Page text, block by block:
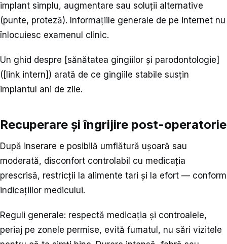
implant simplu, augmentare sau soluții alternative
(punte, proteză). Informațiile generale de pe internet nu
înlocuiesc examenul clinic.
Un ghid despre [sănătatea gingiilor și parodontologie]
([link intern]) arată de ce gingiile stabile susțin
implantul ani de zile.
Recuperare și îngrijire post-operatorie
După inserare e posibilă umflătură ușoară sau
moderată, disconfort controlabil cu medicația
prescrisă, restricții la alimente tari și la efort — conform
indicațiilor medicului.
Reguli generale: respectă medicația și controalele,
periaj pe zonele permise, evită fumatul, nu sări vizitele